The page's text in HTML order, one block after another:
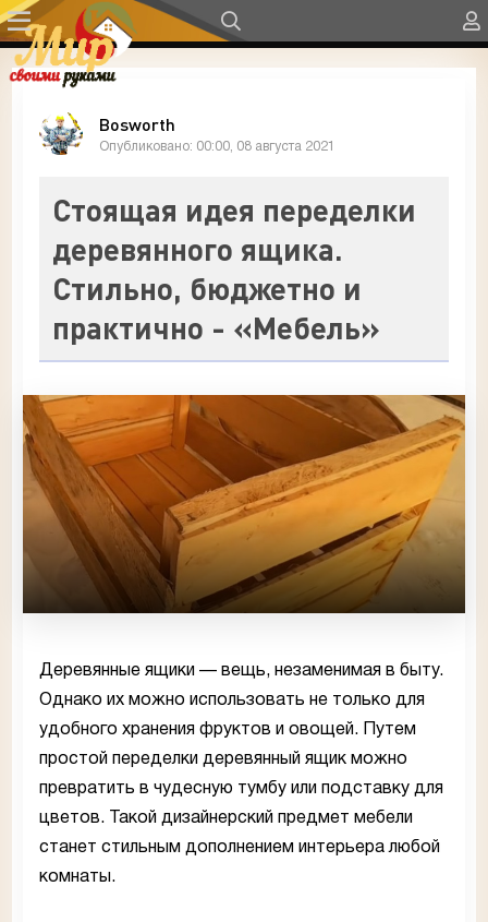
Bosworth
Опубликовано: 00:00, 08 августа 2021
Стоящая идея переделки
деревянного ящика.
Стильно, бюджетно и
практично - «Мебель»
Деревянные ящики — вещь, незаменимая в быту.
Однако их можно использовать не только для
удобного хранения фруктов и овощей. Путем
простой переделки деревянный ящик можно
превратить в чудесную тумбу или подставку для
цветов. Такой дизайнерский предмет мебели
станет стильным дополнением интерьера любой
комнаты.